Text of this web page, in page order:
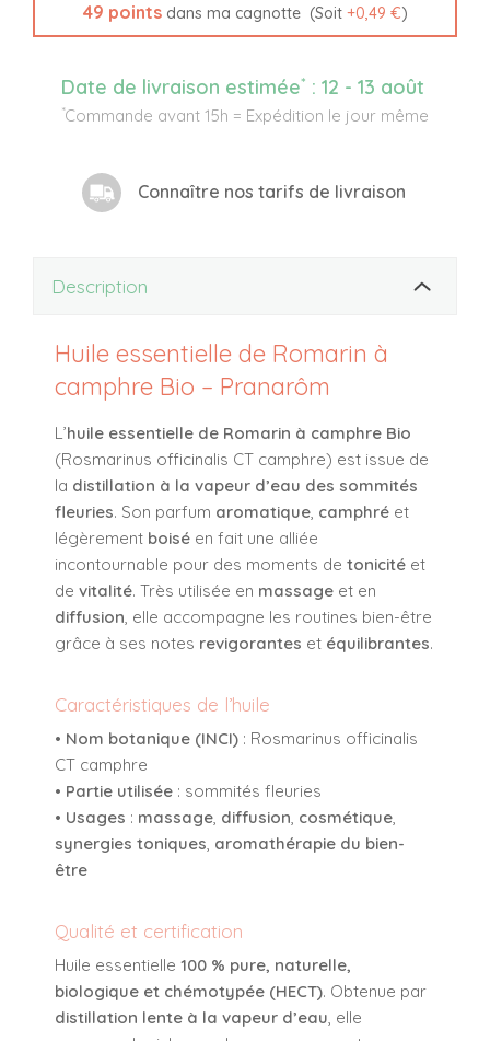
49 pointsdans ma cagnotte (Soit +0,49 €)
Date de livraison estimée* : 12 - 13 août
*Commande avant 15h = Expédition le jour même
Connaître nos tarifs de livraison
Description
Huile essentielle de Romarin à
camphre Bio – Pranarôm
L’huile essentielle de Romarin à camphre Bio
(Rosmarinus officinalis CT camphre) est issue de
la distillation à la vapeur d’eau des sommités
fleuries. Son parfum aromatique, camphré et
légèrement boisé en fait une alliée
incontournable pour des moments de tonicité et
de vitalité. Très utilisée en massage et en
diffusion, elle accompagne les routines bien-être
grâce à ses notes revigorantes et équilibrantes.
Caractéristiques de l’huile
• Nom botanique (INCI) : Rosmarinus officinalis
CT camphre
• Partie utilisée : sommités fleuries
• Usages : massage, diffusion, cosmétique,
synergies toniques, aromathérapie du bien-
être
Qualité et certification
Huile essentielle 100 % pure, naturelle,
biologique et chémotypée (HECT). Obtenue par
distillation lente à la vapeur d’eau, elle